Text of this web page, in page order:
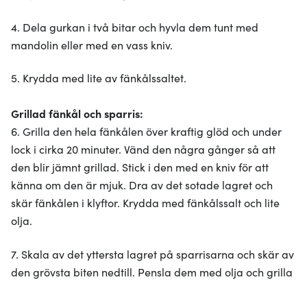
4. Dela gurkan i två bitar och hyvla dem tunt med
mandolin eller med en vass kniv.
5. Krydda med lite av fänkålssaltet.
Grillad fänkål och sparris:
6. Grilla den hela fänkålen över kraftig glöd och under
lock i cirka 20 minuter. Vänd den några gånger så att
den blir jämnt grillad. Stick i den med en kniv för att
känna om den är mjuk. Dra av det sotade lagret och
skär fänkålen i klyftor. Krydda med fänkålssalt och lite
olja.
7. Skala av det yttersta lagret på sparrisarna och skär av
den grövsta biten nedtill. Pensla dem med olja och grilla